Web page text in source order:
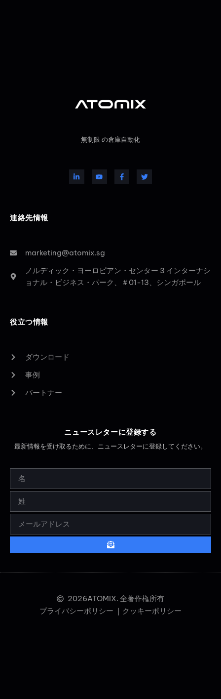
無制限 の倉庫自動化
連絡先情報
marketing@atomix.sg
ノルディック・ヨーロピアン・センター 3 インターナシ
ョナル・ビジネス・パーク、＃01-13、シンガポール
役立つ情報
ダウンロード
事例
パートナー
ニュースレターに登録する
最新情報を受け取るために、ニュースレターに登録してください。
2026ATOMIX. 全著作権所有
プライバシーポリシー ｜ クッキーポリシー